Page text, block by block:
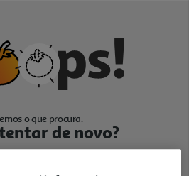
o que procura.
de novo?